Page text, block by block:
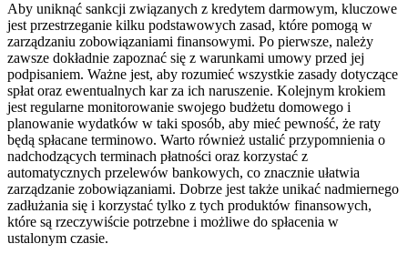
Aby uniknąć sankcji związanych z kredytem darmowym, kluczowe
jest przestrzeganie kilku podstawowych zasad, które pomogą w
zarządzaniu zobowiązaniami finansowymi. Po pierwsze, należy
zawsze dokładnie zapoznać się z warunkami umowy przed jej
podpisaniem. Ważne jest, aby rozumieć wszystkie zasady dotyczące
spłat oraz ewentualnych kar za ich naruszenie. Kolejnym krokiem
jest regularne monitorowanie swojego budżetu domowego i
planowanie wydatków w taki sposób, aby mieć pewność, że raty
będą spłacane terminowo. Warto również ustalić przypomnienia o
nadchodzących terminach płatności oraz korzystać z
automatycznych przelewów bankowych, co znacznie ułatwia
zarządzanie zobowiązaniami. Dobrze jest także unikać nadmiernego
zadłużania się i korzystać tylko z tych produktów finansowych,
które są rzeczywiście potrzebne i możliwe do spłacenia w
ustalonym czasie.